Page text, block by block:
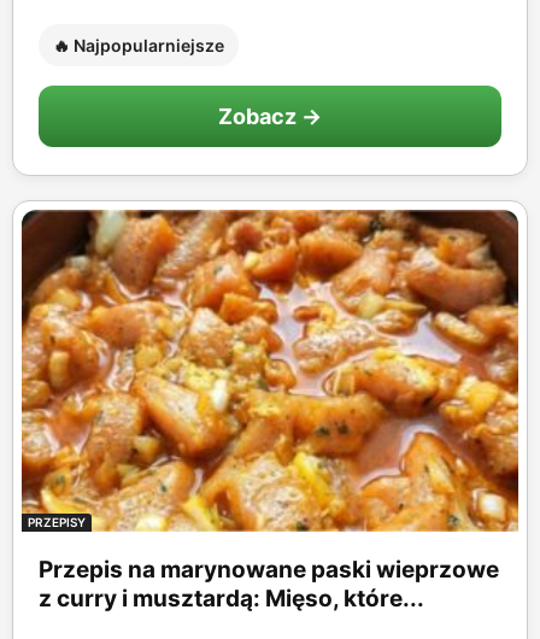
🔥 Najpopularniejsze
Zobacz →
PRZEPISY
Przepis na marynowane paski wieprzowe
z curry i musztardą: Mięso, które...